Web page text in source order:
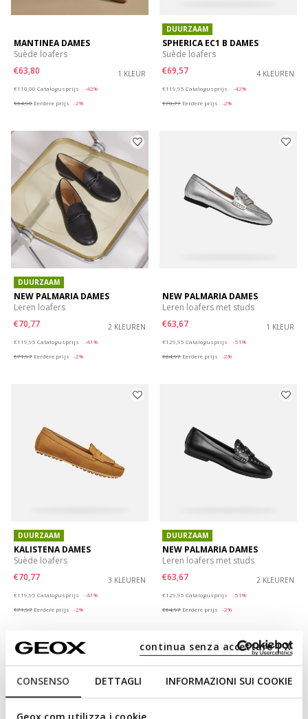
CONSENSO DETTAGLI INFORMAZIONI SUI COOKIE
continua senza accettare | X
MANTINEA DAMES
Suède loafers
€63,80
1 KLEUR
€110,00 Catalogusprijs
-42%
€64,90 Eerdere prijs -2%
DUURZAAM
SPHERICA EC1 B DAMES
Suède loafers
€69,57
4 KLEUREN
€119,95 Catalogusprijs
-42%
€70,77 Eerdere prijs -2%
DUURZAAM
NEW PALMARIA DAMES
Leren loafers
€70,77
2 KLEUREN
€119,95 Catalogusprijs
-41%
€71,97 Eerdere prijs -2%
NEW PALMARIA DAMES
Leren loafers met studs
€63,67
1 KLEUR
€129,95 Catalogusprijs
-51%
€64,97 Eerdere prijs -2%
DUURZAAM
KALISTENA DAMES
Suède loafers
€70,77
3 KLEUREN
€119,95 Catalogusprijs
-41%
€71,97 Eerdere prijs -2%
DUURZAAM
NEW PALMARIA DAMES
Leren loafers met studs
€63,67
2 KLEUREN
€129,95 Catalogusprijs
-51%
€64,97 Eerdere prijs -2%